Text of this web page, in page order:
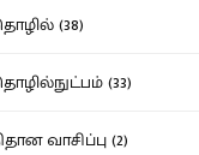
(38)
(33)
வாசிப்பு (2)